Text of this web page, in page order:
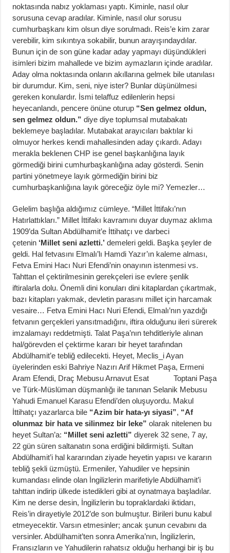
noktasında nabız yoklaması yaptı. Kiminle, nasıl olur
sorusuna cevap aradılar. Kiminle, nasıl olur sorusu
cumhurbaşkanı kim olsun diye sorulmadı. Reis’e kim zarar
verebilir, kim sıkıntıya sokabilir, bunun arayışındaydılar.
Bunun için de son güne kadar aday yapmayı düşündükleri
isimleri bizim mahallede ve bizim aymazların içinde aradılar.
Aday olma noktasında onların akıllarına gelmek bile utanılası
bir durumdur. Kim, seni, niye ister? Bunlar düşünülmesi
gereken konulardır. İsmi telaffuz edilenlerin hepsi
heyecanlandı, pencere önüne oturup “Sen gelmez oldun,
sen gelmez oldun.” diye diye toplumsal mutabakatı
beklemeye başladılar. Mutabakat arayıcıları baktılar ki
olmuyor herkes kendi mahallesinden aday çıkardı. Adayı
merakla beklenen CHP ise genel başkanlığına layık
görmediği birini cumhurbaşkanlığına aday gösterdi. Senin
partini yönetmeye layık görmediğin birini biz
cumhurbaşkanlığına layık göreceğiz öyle mi? Yemezler…
Gelelim başlığa aldığımız cümleye. “Millet İttifakı’nın
Hatırlattıkları.” Millet İttifakı kavramını duyar duymaz aklıma
1909’da Sultan Abdülhamit’e İttihatçı ve darbeci
çetenin ‘Millet seni azletti.’ demeleri geldi. Başka şeyler de
geldi. Hal fetvasını Elmalı’lı Hamdi Yazır’ın kaleme alması,
Fetva Emini Hacı Nuri Efendi’nin onayının istenmesi vs.
Tahttan el çektirilmesinin gerekçeleri ise evlere şenlik
iftiralarla dolu. Önemli dini konuları dini kitaplardan çıkartmak,
bazı kitapları yakmak, devletin parasını millet için harcamak
vesaire… Fetva Emini Hacı Nuri Efendi, Elmalı’nın yazdığı
fetvanın gerçekleri yansıtmadığını, iftira olduğunu ileri sürerek
imzalamayı reddetmişti. Talat Paşa’nın tehditleriyle alınan
hal/görevden el çektirme kararı bir heyet tarafından
Abdülhamit’e tebliğ edilecekti. Heyet, Meclis_i Ayan
üyelerinden eski Bahriye Nazırı Arif Hikmet Paşa, Ermeni
Aram Efendi, Draç Mebusu Arnavut Esat Toptani Paşa
ve Türk-Müslüman düşmanlığı ile tanınan Selanik Mebusu
Yahudi Emanuel Karasu Efendi’den oluşuyordu. Makul
İttihatçı yazarlarca bile “Azim bir hata-yı siyasi”, “Af
olunmaz bir hata ve silinmez bir leke” olarak nitelenen bu
heyet Sultan’a: “Millet seni azletti” diyerek 32 sene, 7 ay,
22 gün süren saltanatın sona erdiğini bildirmişti. Sultan
Abdülhamit’i hal kararından ziyade heyetin yapısı ve kararın
tebliğ şekli üzmüştü. Ermeniler, Yahudiler ve hepsinin
kumandası elinde olan İngilizlerin marifetiyle Abdülhamit’i
tahttan indirip ülkede istedikleri gibi at oynatmaya başladılar.
Kim ne derse desin, İngilizlerin bu topraklardaki iktidarı,
Reis’in dirayetiyle 2012’de son bulmuştur. Birileri bunu kabul
etmeyecektir. Varsın etmesinler; ancak şunun cevabını da
versinler. Abdülhamit’ten sonra Amerika’nın, İngilizlerin,
Fransızların ve Yahudilerin rahatsız olduğu herhangi bir iş bu